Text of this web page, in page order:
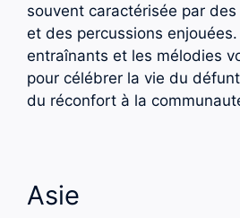
souvent caractérisée par
et des percussions
entraînants et les mélodies
pour célébrer la vie du
du réconfort à la
Asie